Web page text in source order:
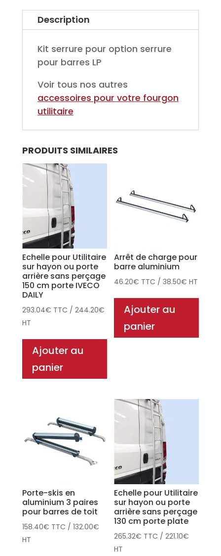
Description
Kit serrure pour option serrure
pour barres LP
Voir tous nos autres
accessoires pour votre fourgon
utilitaire
PRODUITS SIMILAIRES
Echelle pour Utilitaire
sur hayon ou porte
arrière sans perçage
150 cm porte IVECO
DAILY
293.04€ TTC / 244.20€
HT
Ajouter au
panier
Arrêt de charge pour
barre aluminium
46.20€ TTC /38.50€ HT
Ajouter au
panier
Porte-skis en
aluminium 3 paires
pour barres de toit
158.40€ TTC / 132.00€
HT
Echelle pour Utilitaire
sur hayon ou porte
arrière sans perçage
130 cm porte plate
265.32€ TTC /221.10€
HT